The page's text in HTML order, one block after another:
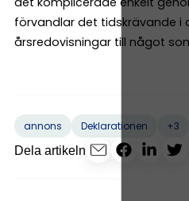
förvandlar det tidskrävande
årsredovisningar till något
annons Deklarationen
+3
Dela artikeln